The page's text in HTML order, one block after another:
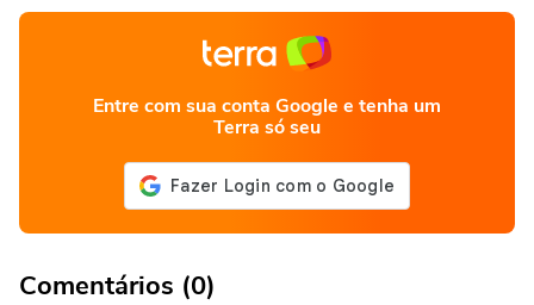
Entre com sua conta Google e tenha um
Terra só seu
Comentários (0)